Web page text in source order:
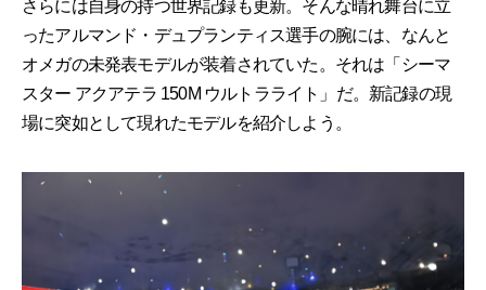
さらには自身の持つ世界記録も更新。そんな晴れ舞台に立
ったアルマンド・デュプランティス選手の腕には、なんと
オメガの未発表モデルが装着されていた。それは「シーマ
スター アクアテラ 150M ウルトラライト」だ。新記録の現
場に突如として現れたモデルを紹介しよう。